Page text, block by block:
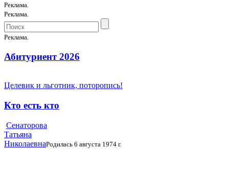
Реклама.
Реклама.
Реклама.
Абитуриент 2026
Целевик и льготник, поторопись!
Кто есть кто
Сенаторова
Татьяна
НиколаевнаРодилась 6 августа 1974 г.